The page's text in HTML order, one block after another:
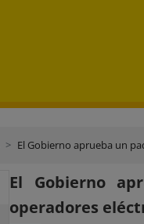
El Gobierno aprueba un
El Gobierno
operadores